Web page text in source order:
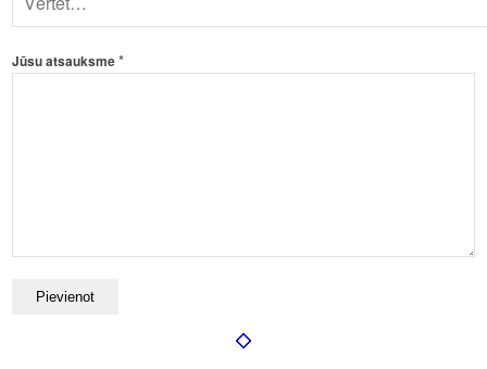
Jūsu atsauksme*